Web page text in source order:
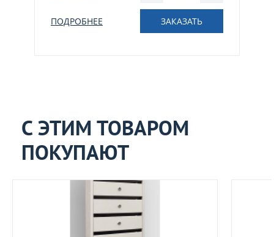
ПОДРОБНЕЕ ЗАКАЗАТЬ
С ЭТИМ ТОВАРОМ
ПОКУПАЮТ